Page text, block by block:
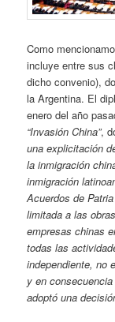
Como
incluye entre sus
dicho convenio),
la Argentina. El
enero del año
“Invasión China”,
una explicitación
la inmigración
inmigración
Acuerdos de
limitada a las
empresas chinas
todas las
independiente, no
y en
adoptó una